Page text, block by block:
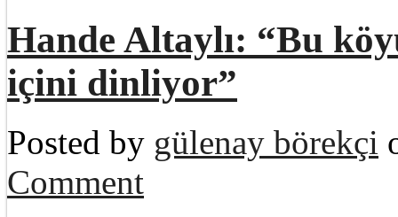
Hande Altaylı: “Bu
içini dinliyor”
Posted by gülenay börekçi
Comment